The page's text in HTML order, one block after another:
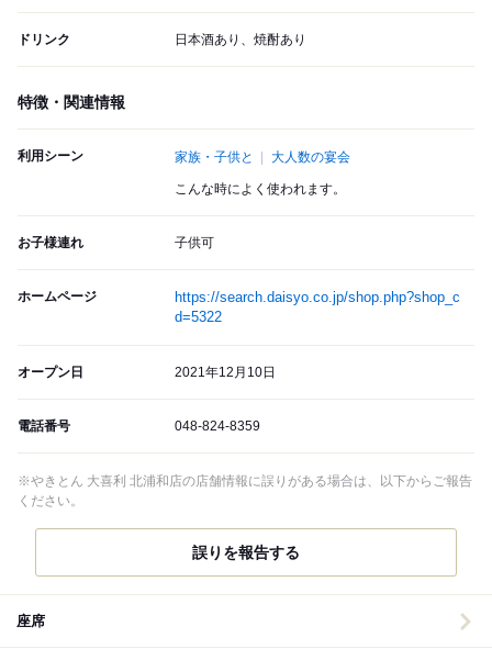
ドリンク 日本酒あり、焼酎あり
特徴・関連情報
利用シーン 家族・子供と 大人数の宴会
こんな時によく使われます。
お子様連れ 子供可
ホームページ
https://search.daisyo.co.jp/shop.php?shop_c
d=5322
オープン日 2021年12月10日
電話番号 048-824-8359
※やきとん 大喜利 北浦和店の店舗情報に誤りがある場合は、以下からご報告
ください。
誤りを報告する
座席